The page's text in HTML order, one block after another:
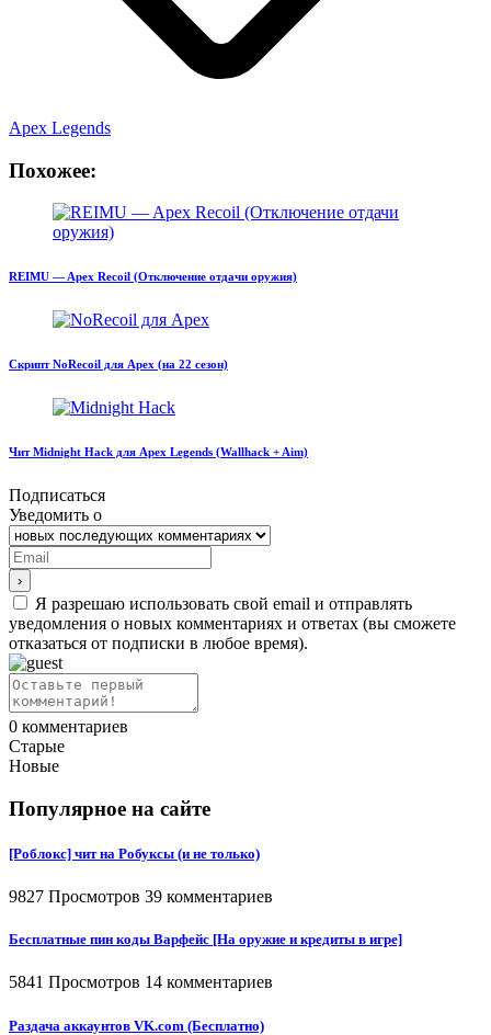
Apex Legends
Похожее:
REIMU — Apex Recoil (Отключение отдачи оружия)
Скрипт NoRecoil для Apex (на 22 сезон)
Чит Midnight Hack для Apex Legends (Wallhack + Aim)
Подписаться
Уведомить о
Я разрешаю использовать свой email и отправлять
уведомления о новых комментариях и ответах (вы cможете
отказаться от подписки в любое время).
0 комментариев
Старые
Новые
Популярное на сайте
[Роблокс] чит на Робуксы (и не только)
9827 Просмотров 39 комментариев
Бесплатные пин коды Варфейс [На оружие и кредиты в игре]
5841 Просмотров 14 комментариев
Раздача аккаунтов VK.com (Бесплатно)